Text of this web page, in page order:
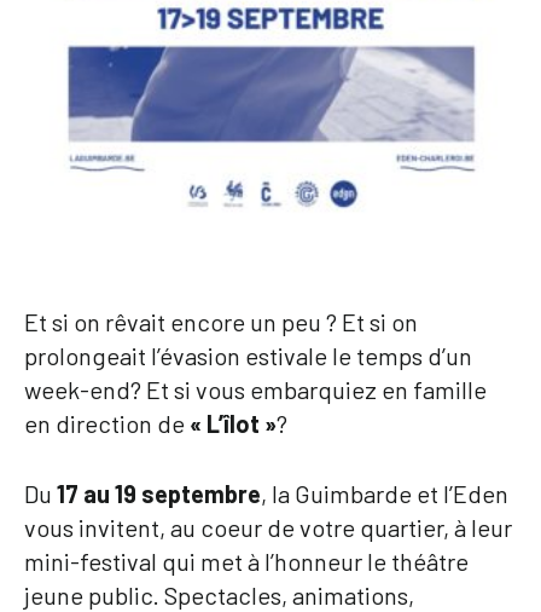
Et si on rêvait encore un peu ? Et si on
prolongeait l’évasion estivale le temps d’un
week-end? Et si vous embarquiez en famille
en direction de « L’îlot »?
Du 17 au 19 septembre, la Guimbarde et l’Eden
vous invitent, au coeur de votre quartier, à leur
mini-festival qui met à l’honneur le théâtre
jeune public. Spectacles, animations,